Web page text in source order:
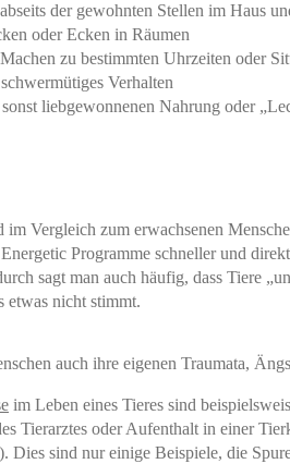
der gewohnten Stellen im Haus
oder Ecken in Räumen
zu bestimmten Uhrzeiten oder
Verhalten
liebgewonnenen Nahrung oder
Vergleich zum erwachsenen
Programme schneller und
sagt man auch häufig, dass Tiere
etwas nicht stimmt.
auch ihre eigenen Traumata,
im Leben eines Tieres sind
Tierarztes oder Aufenthalt in einer
Dies sind nur einige Beispiele, die